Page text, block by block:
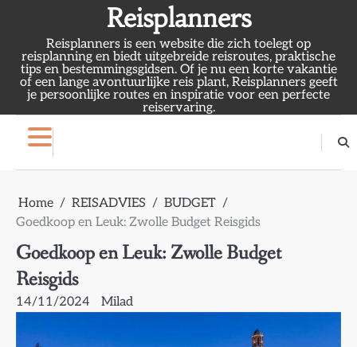
Reisplanners
Reisplanners is een website die zich toelegt op
reisplanning en biedt uitgebreide reisroutes, praktische
tips en bestemmingsgidsen. Of je nu een korte vakantie
of een lange avontuurlijke reis plant, Reisplanners geeft
je persoonlijke routes en inspiratie voor een perfecte
reiservaring.
Home REISADVIES
BUDGET
Goedkoop en Leuk: Zwolle Budget Reisgids
Goedkoop en Leuk: Zwolle Budget
Reisgids
14/11/2024 Milad